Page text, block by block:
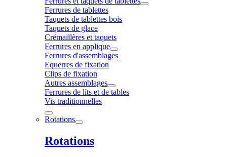
Ferrures de tablettes
Taquets de tablettes bois
Taquets de glace
Crémaillères et taquets
Ferrures en applique
Ferrures d'assemblages
Equerres de fixation
Clips de fixation
Autres assemblages
Ferrures de lits et de tables
Vis traditionnelles
Rotations
Rotations